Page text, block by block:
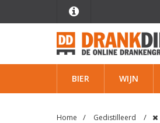
BIER WIJN
Home Gedistilleerd